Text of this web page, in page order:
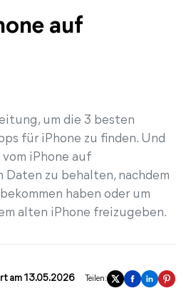
auf
um die 3 besten
für iPhone zu finden. Und
iPhone auf
Daten zu behalten, nachdem
haben oder um
alten iPhone freizugeben.
am 13.05.2026 Teilen: